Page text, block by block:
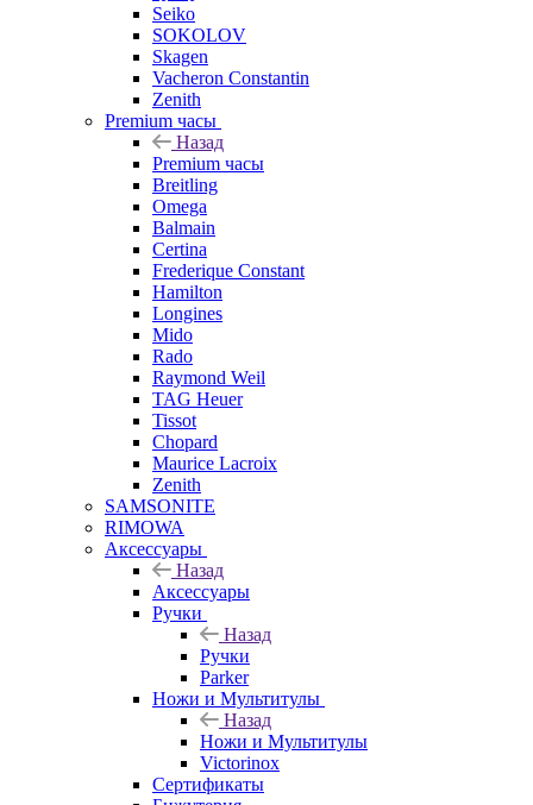
Seiko
SOKOLOV
Skagen
Vacheron Constantin
Zenith
Premium часы
Назад
Premium часы
Breitling
Omega
Balmain
Certina
Frederique Constant
Hamilton
Longines
Mido
Rado
Raymond Weil
TAG Heuer
Tissot
Chopard
Maurice Lacroix
Zenith
SAMSONITE
RIMOWA
Аксессуары
Назад
Аксессуары
Ручки
Назад
Ручки
Parker
Ножи и Мультитулы
Назад
Ножи и Мультитулы
Victorinox
Сертификаты